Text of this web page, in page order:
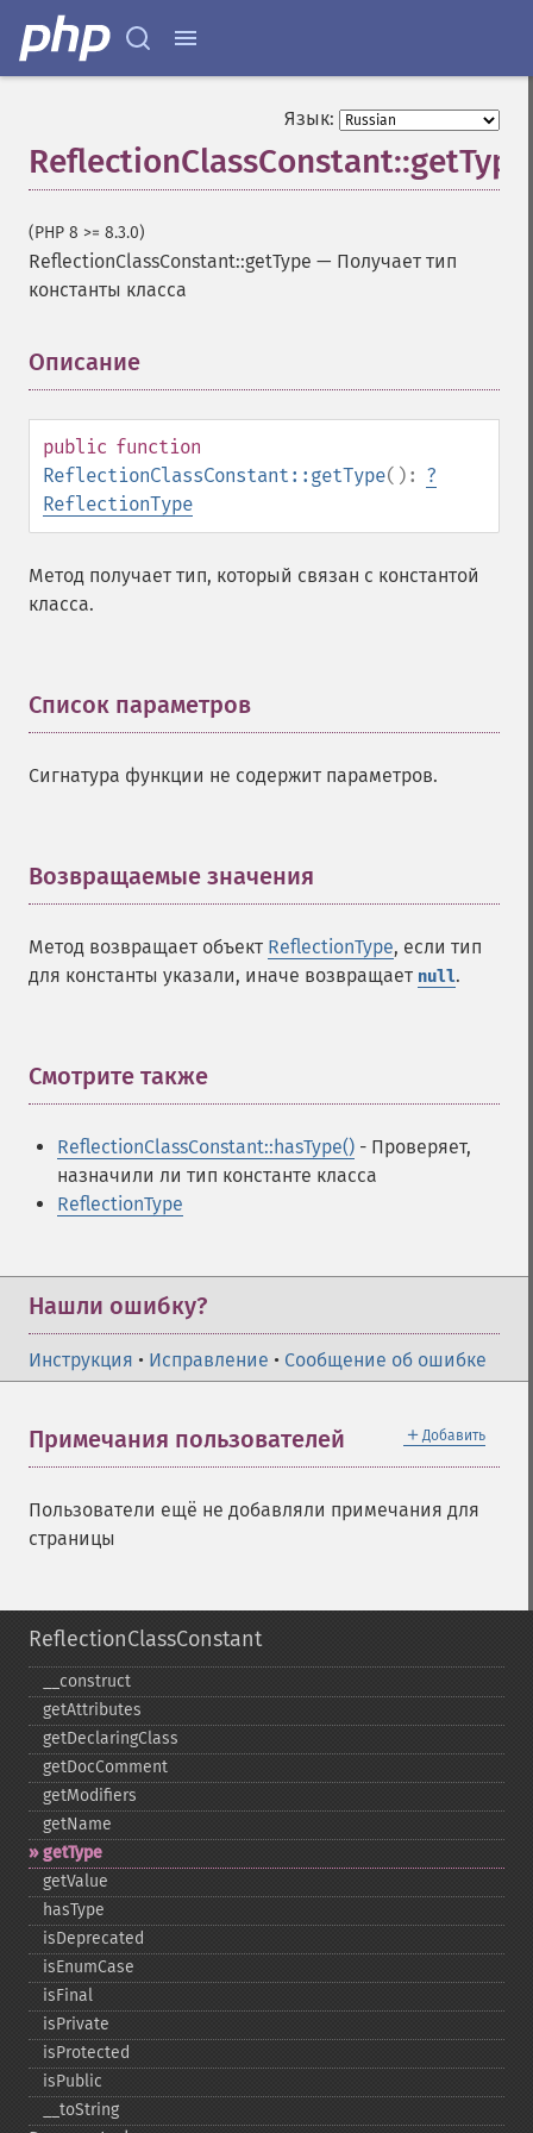
Язык:
ReflectionClassConstant::getType
(PHP 8 >= 8.3.0)
ReflectionClassConstant::getType — Получает тип
константы класса
Описание
public function
ReflectionClassConstant::getType(): ?
ReflectionType
Метод получает тип, который связан с константой
класса.
Список параметров
Сигнатура функции не содержит параметров.
Возвращаемые значения
Метод возвращает объект ReflectionType, если тип
для константы указали, иначе возвращает null.
Смотрите также
ReflectionClassConstant::hasType() - Проверяет,
назначили ли тип константе класса
ReflectionType
Нашли ошибку?
Инструкция • Исправление • Сообщение об ошибке
＋ Добавить
Примечания пользователей
Пользователи ещё не добавляли примечания для
страницы
ReflectionClassConstant
_​_​construct
getAttributes
getDeclaringClass
getDocComment
getModifiers
getName
getType
getValue
hasType
isDeprecated
isEnumCase
isFinal
isPrivate
isProtected
isPublic
_​_​toString